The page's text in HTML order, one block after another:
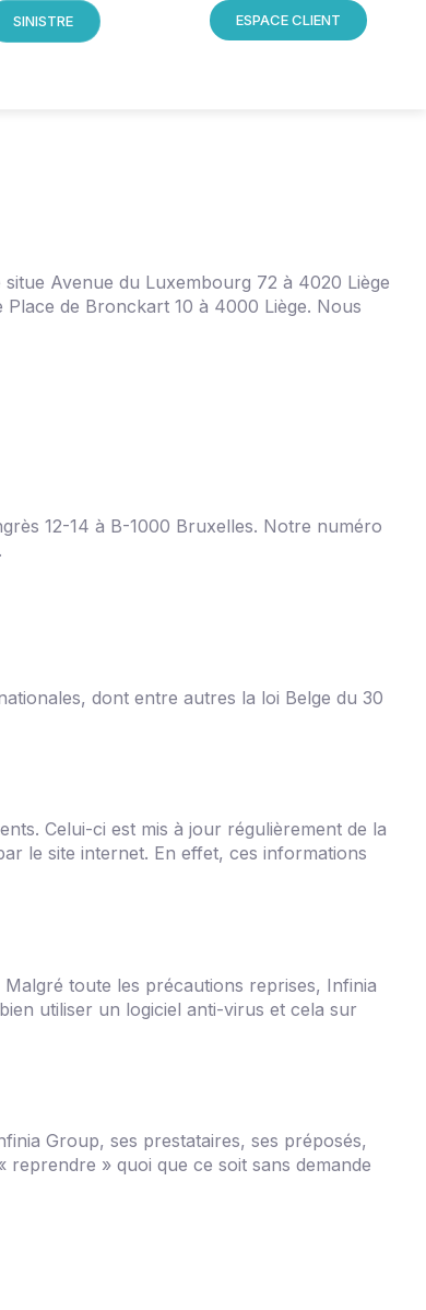
SINISTRE ESPACE CLIENT
Avenue du Luxembourg 72 à 4020 Liège
de Bronckart 10 à 4000 Liège. Nous
12-14 à B-1000 Bruxelles. Notre numéro
.
dont entre autres la loi Belge du 30
Celui-ci est mis à jour régulièrement de la
le site internet. En effet, ces informations
Malgré toute les précautions reprises, Infinia
utiliser un logiciel anti-virus et cela sur
Group, ses prestataires, ses préposés,
» quoi que ce soit sans demande